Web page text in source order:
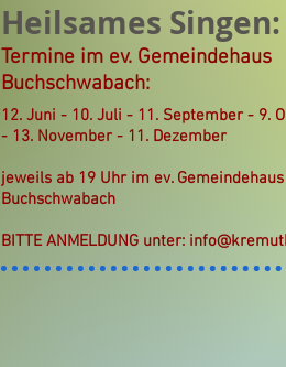
Heilsames Singen:
Termine im ev. Gemeindehaus
Buchschwabach:
12. Juni - 10. Juli - 11. September - 9.
- 13. November - 11. Dezember
jeweils ab 19 Uhr im ev. Gemeindehaus
Buchschwabach
BITTE ANMELDUNG unter: